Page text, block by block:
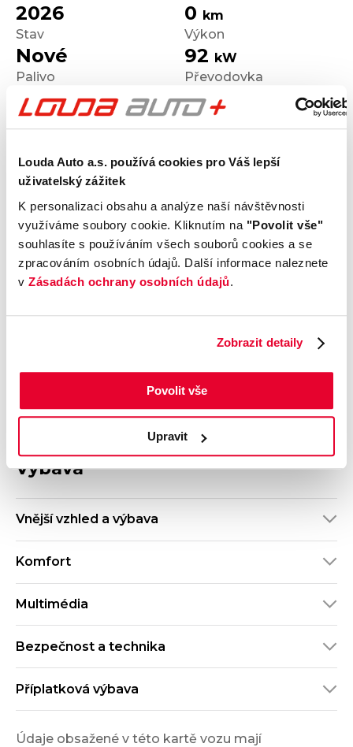
Louda Auto a.s. používá cookies pro Váš lepší
uživatelský zážitek
K personalizaci obsahu a analýze naší návštěvnosti
využíváme soubory cookie. Kliknutím na "Povolit vše"
souhlasíte s používáním všech souborů cookies a se
zpracováním osobních údajů. Další informace naleznete
v Zásadách ochrany osobních údajů.
Zobrazit detaily
Povolit vše
Upravit
2026 0 km
Stav
Nové
Výkon
92 kW
Palivo
Benzín
Převodovka
Manuální
Výrobce
Ford
Puma
Výbava
Titanium
Karoserie
SUV
Motor
1.0 EcoBoost Hybrid
Kombinovaná
spotřeba
Počet dveří
Barva
S odpočtem DPH
Rezervováno
Objednávací kód
OG51002159
Výbava
Vnější vzhled a výbava
Komfort
Multimédia
Bezpečnost a technika
Příplatková výbava
Údaje obsažené v této kartě vozu mají